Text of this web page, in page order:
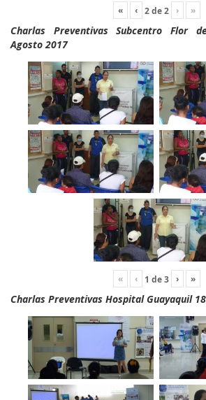
« ‹ 2de2 › »
Charlas Preventivas Subcentro Flor
Agosto 2017
« ‹ 1 de3 › »
Charlas Preventivas Hospital Guayaquil